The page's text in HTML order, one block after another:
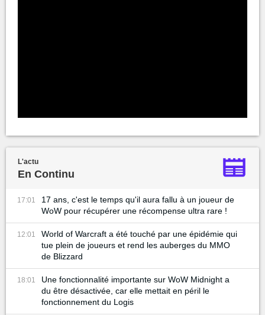
L'actu
En Continu
17:01
17 ans, c'est le temps qu'il aura fallu à un joueur de
WoW pour récupérer une récompense ultra rare !
12:01
World of Warcraft a été touché par une épidémie qui
tue plein de joueurs et rend les auberges du MMO
de Blizzard
18:01
Une fonctionnalité importante sur WoW Midnight a
du être désactivée, car elle mettait en péril le
fonctionnement du Logis